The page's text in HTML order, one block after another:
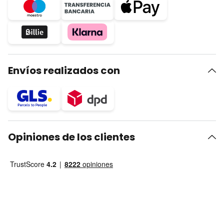
Envíos realizados con
Opiniones de los clientes